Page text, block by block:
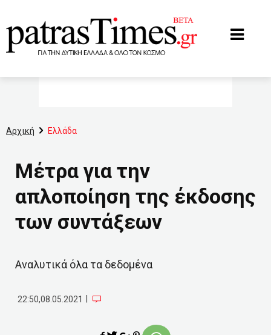
Αρχική Ελλάδα
Μέτρα για την
απλοποίηση της έκδοσης
των συντάξεων
Αναλυτικά όλα τα δεδομένα
22:50,08.05.2021